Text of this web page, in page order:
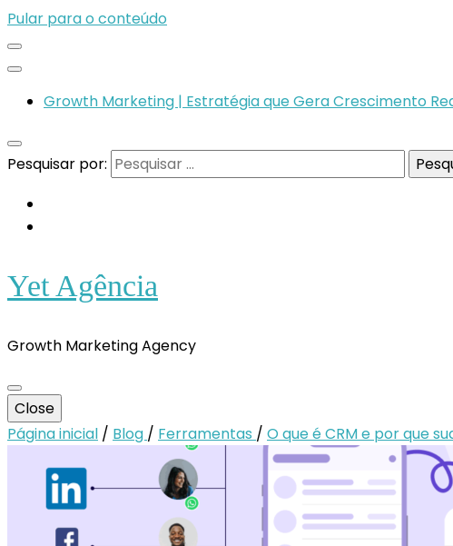
Pular para o conteúdo
Growth Marketing | Estratégia que Gera Crescimento
Pesquisar por:
Yet Agência
Growth Marketing Agency
Close
Página inicial / Blog / Ferramentas / O que é CRM e por que